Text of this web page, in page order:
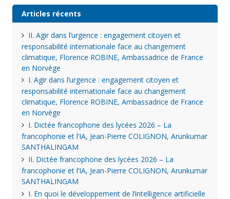
Articles récents
II. Agir dans l’urgence : engagement citoyen et
responsabilité internationale face au changement
climatique, Florence ROBINE, Ambassadrice de France
en Norvège
I. Agir dans l’urgence : engagement citoyen et
responsabilité internationale face au changement
climatique, Florence ROBINE, Ambassadrice de France
en Norvège
I. Dictée francophone des lycées 2026 – La
francophonie et l’IA, Jean-Pierre COLIGNON, Arunkumar
SANTHALINGAM
II. Dictée francophone des lycées 2026 – La
francophonie et l’IA, Jean-Pierre COLIGNON, Arunkumar
SANTHALINGAM
I. En quoi le développement de l’intelligence artificielle